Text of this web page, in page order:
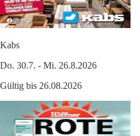
Kabs
Do. 30.7. - Mi. 26.8.2026
Gültig bis 26.08.2026